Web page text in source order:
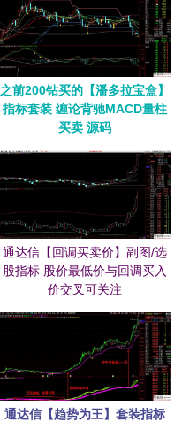
之前200钻买的【潘多拉宝盒】
指标套装 缠论背驰MACD量柱
买卖 源码
通达信【回调买卖价】副图/选
股指标 股价最低价与回调买入
价交叉可关注
通达信【趋势为王】套装指标